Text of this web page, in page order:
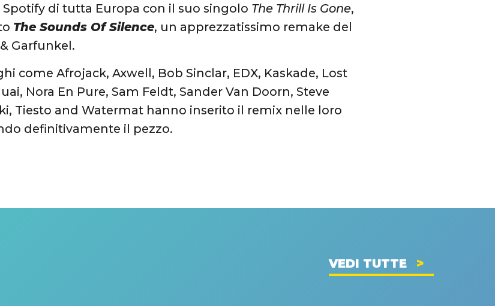
Spotify di tutta Europa con il suo singolo The Thrill Is Gone,
The Sounds Of Silence, un apprezzatissimo remake del
Garfunkel.
come Afrojack, Axwell, Bob Sinclar, EDX, Kaskade, Lost
Nora En Pure, Sam Feldt, Sander Van Doorn, Steve
Tiesto and Watermat hanno inserito il remix nelle loro
definitivamente il pezzo.
VEDI TUTTE